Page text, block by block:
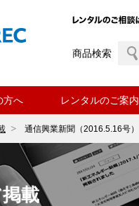
商品検索
方へ レンタルのご案内
通信興業新聞（2016.5.16号）
載